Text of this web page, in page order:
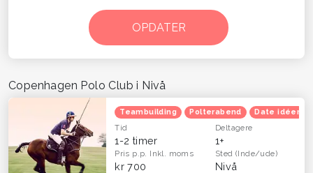
Copenhagen Polo Club i Nivå
Teambuilding Polterabend Date idéer
Tid
1-2 timer
Deltagere
1+
Pris p.p. Inkl. moms
kr 700
Sted(Inde/ude)
Nivå